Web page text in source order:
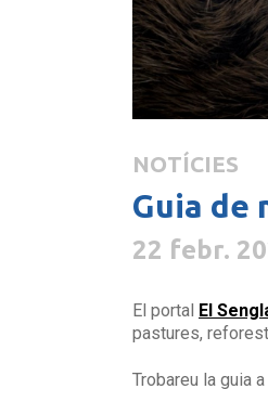
NOTÍCIES
Guia de
22 febr.
El portal El
pastures,
Trobareu la guia a